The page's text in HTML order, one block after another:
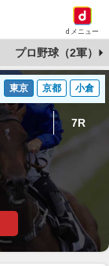
dメニュー
プロ野球（2軍）
東京 京都 小倉
7R